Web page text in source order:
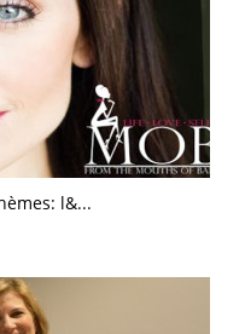
l&...